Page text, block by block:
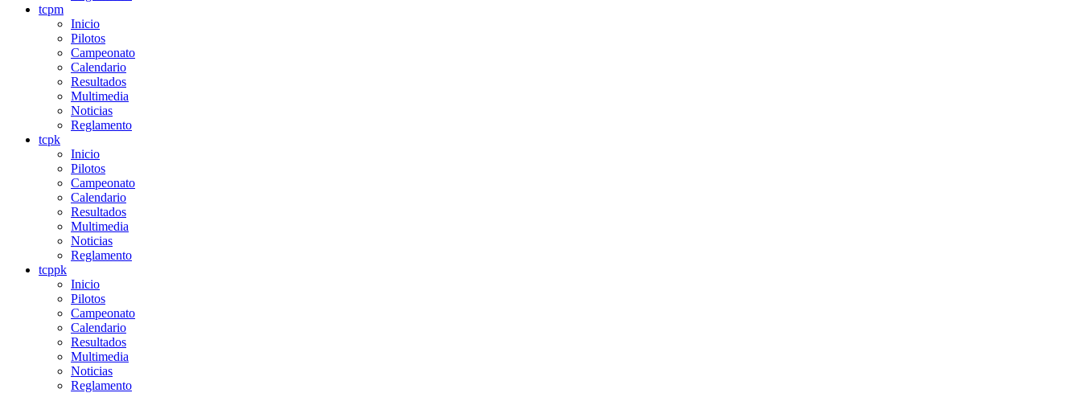
tcpm
Inicio
Pilotos
Campeonato
Calendario
Resultados
Multimedia
Noticias
Reglamento
tcpk
Inicio
Pilotos
Campeonato
Calendario
Resultados
Multimedia
Noticias
Reglamento
tcppk
Inicio
Pilotos
Campeonato
Calendario
Resultados
Multimedia
Noticias
Reglamento